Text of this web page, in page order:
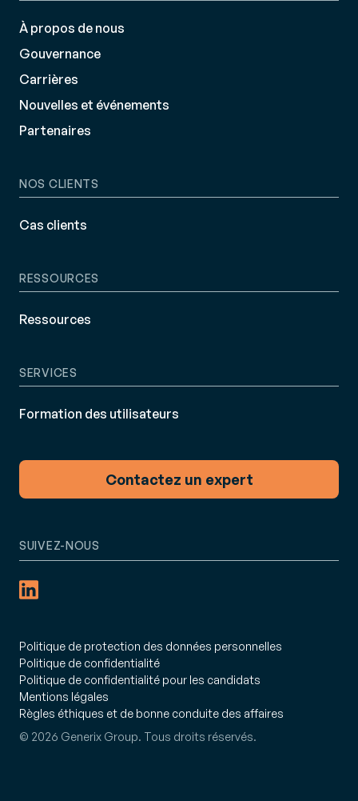
À propos de nous
Gouvernance
Carrières
Nouvelles et événements
Partenaires
NOS CLIENTS
Cas clients
RESSOURCES
Ressources
SERVICES
Formation des utilisateurs
Contactez un expert
Politique de protection des données personnelles
Politique de confidentialité
Politique de confidentialité pour les candidats
Mentions légales
Règles éthiques et de bonne conduite des affaires
© 2026 Generix Group. Tous droits réservés.
SUIVEZ-NOUS